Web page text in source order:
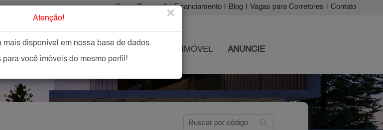
O que Procura? | Financiamento Blog Vagas para Corretores Contato
NOVOS OFEREÇA SEU IMÓVEL ANUNCIE
search
Atenção! ×
mais disponível em nossa base de dados.
para você imóveis do mesmo perfil!